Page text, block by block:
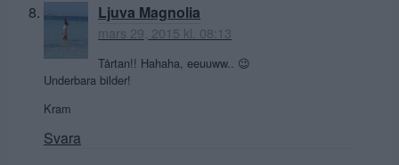
Ljuva Magnolia
mars 29, 2015 kl. 08:13
Tårtan!! Hahaha, eeuuww.. 😉
Underbara bilder!
Kram
Svara